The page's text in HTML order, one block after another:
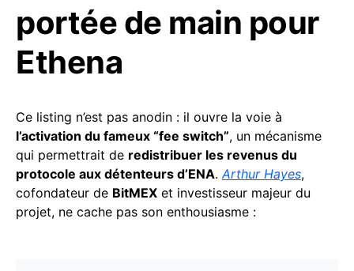
portée de main pour
Ethena
Ce listing n’est pas anodin : il ouvre la voie à
l’activation du fameux “fee switch”, un mécanisme
qui permettrait de redistribuer les revenus du
protocole aux détenteurs d’ENA.Arthur Hayes,
cofondateur de BitMEX et investisseur majeur du
projet, ne cache pas son enthousiasme :